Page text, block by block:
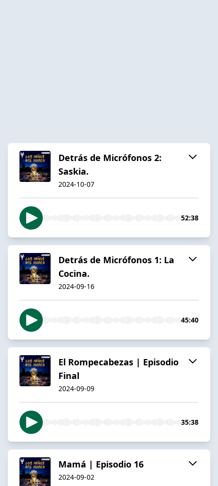
Detrás de Micrófonos 2:
Saskia.
2024-10-07
52:38
Detrás de Micrófonos 1: La
Cocina.
2024-09-16
45:40
El Rompecabezas | Episodio
Final
2024-09-09
35:38
Mamá | Episodio 16
2024-09-02